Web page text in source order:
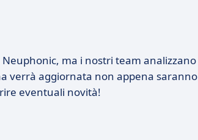
ma i nostri team analizzano
verrà aggiornata non appena saranno
eventuali novità!